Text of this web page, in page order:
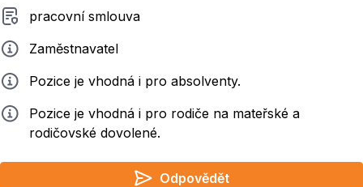
Typ smluvního vztahu
pracovní smlouva
ZadavatelZaměstnavatel
Info Pozice je vhodná i pro absolventy.
Info
Pozice je vhodná i pro rodiče na mateřské a
rodičovské dovolené.
Odpovědět